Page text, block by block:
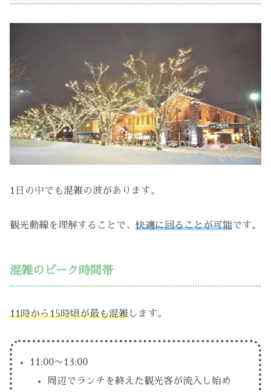
1日の中でも混雑の波があります。
観光動線を理解することで、 快適に回ることが可能です。
混雑のピーク時間帯
11時から15時頃が最も混雑 します。
11:00〜13:00
周辺でランチを終えた観光客が流入し始め